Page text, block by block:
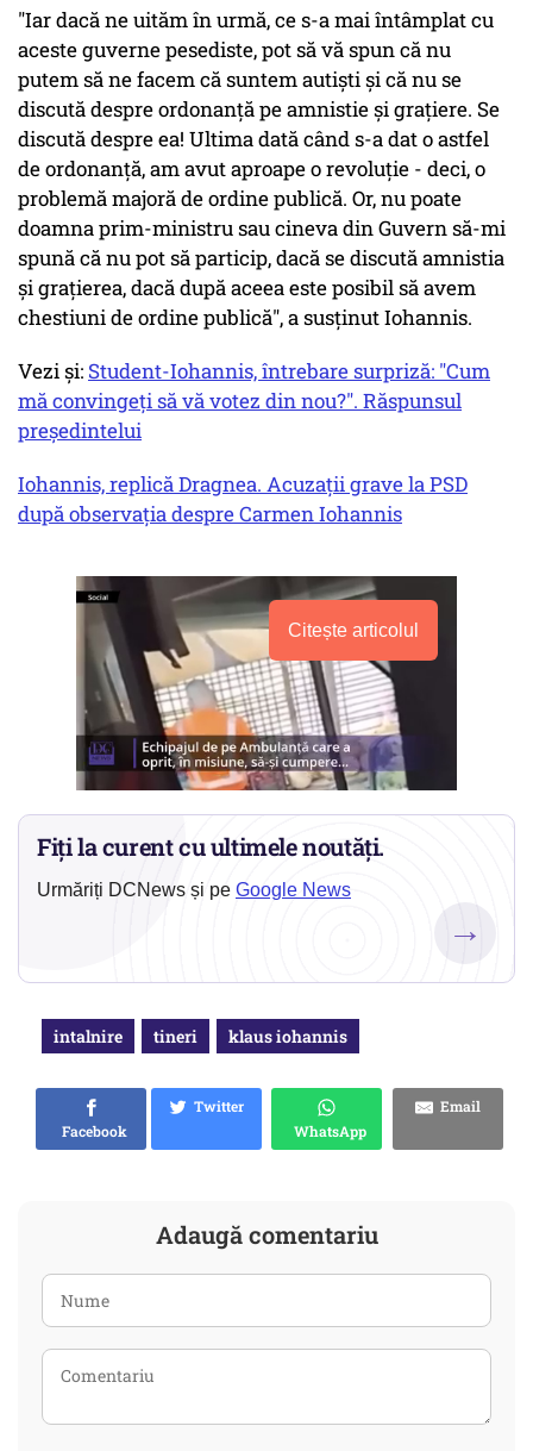
"Iar dacă ne uităm în urmă, ce s-a mai întâmplat cu
aceste guverne pesediste, pot să vă spun că nu
putem să ne facem că suntem autişti şi că nu se
discută despre ordonanţă pe amnistie şi graţiere. Se
discută despre ea! Ultima dată când s-a dat o astfel
de ordonanţă, am avut aproape o revoluţie - deci, o
problemă majoră de ordine publică. Or, nu poate
doamna prim-ministru sau cineva din Guvern să-mi
spună că nu pot să particip, dacă se discută amnistia
şi graţierea, dacă după aceea este posibil să avem
chestiuni de ordine publică", a susţinut Iohannis.
Vezi și: Student-Iohannis, întrebare surpriză: "Cum
mă convingeți să vă votez din nou?". Răspunsul
președintelui
Iohannis, replică Dragnea. Acuzații grave la PSD
după observația despre Carmen Iohannis
Citește articolul
Fiți la curent cu ultimele noutăți.
Urmăriți DCNews și pe Google News
→
intalnire tineri klaus iohannis
Facebook
Twitter
WhatsApp
Email
Adaugă comentariu